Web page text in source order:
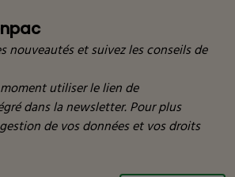
nouveautés et suivez les conseils de
utiliser le lien de
dans la newsletter. Pour plus
de vos données et vos droits